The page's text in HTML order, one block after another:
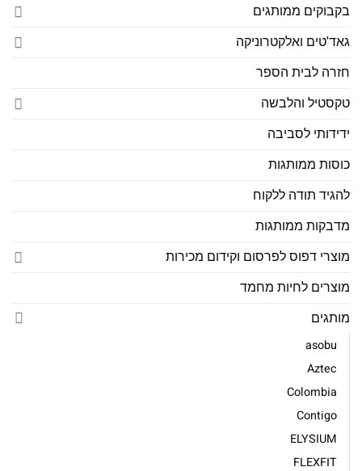
בקבוקים ממותגים
גאד'טים ואלקטרוניקה
חזרה לבית הספר
טקסטיל והלבשה
ידידותי לסביבה
כוסות ממותגות
להגיד תודה ללקוח
מדבקות ממותגות
מוצרי דפוס לפרסום וקידום מכירות
מוצרים לחיות מחמד
מותגים
asobu
Aztec
Colombia
Contigo
ELYSIUM
FLEXFIT